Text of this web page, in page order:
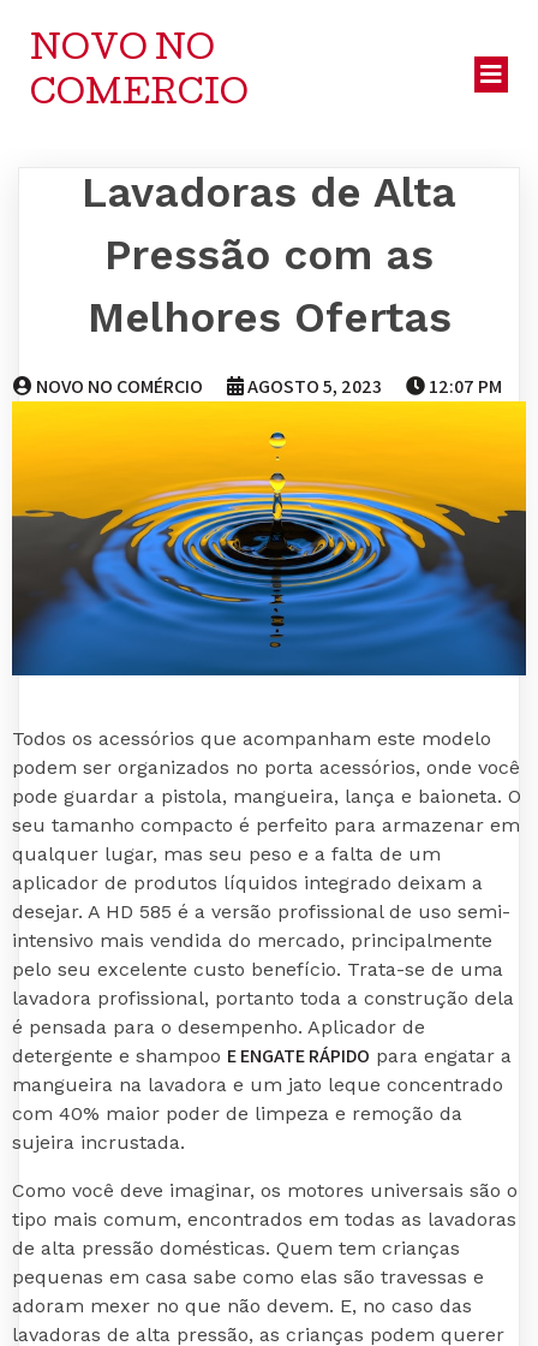
NOVO NO
COMERCIO
Lavadoras de Alta
Pressão com as
Melhores Ofertas
NOVO NO COMÉRCIO AGOSTO 5, 2023 12:07 PM
Todos os acessórios que acompanham este modelo
podem ser organizados no porta acessórios, onde você
pode guardar a pistola, mangueira, lança e baioneta. O
seu tamanho compacto é perfeito para armazenar em
qualquer lugar, mas seu peso e a falta de um
aplicador de produtos líquidos integrado deixam a
desejar. A HD 585 é a versão profissional de uso semi-
intensivo mais vendida do mercado, principalmente
pelo seu excelente custo benefício. Trata-se de uma
lavadora profissional, portanto toda a construção dela
é pensada para o desempenho. Aplicador de
detergente e shampoo E ENGATE RÁPIDO para engatar a
mangueira na lavadora e um jato leque concentrado
com 40% maior poder de limpeza e remoção da
sujeira incrustada.
Como você deve imaginar, os motores universais são o
tipo mais comum, encontrados em todas as lavadoras
de alta pressão domésticas. Quem tem crianças
pequenas em casa sabe como elas são travessas e
adoram mexer no que não devem. E, no caso das
lavadoras de alta pressão, as crianças podem querer